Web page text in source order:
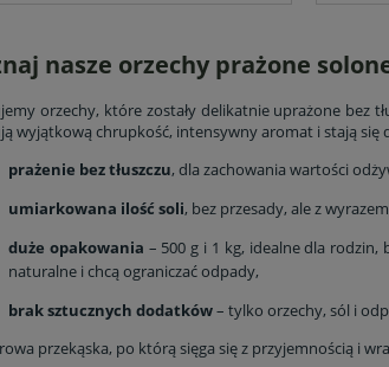
nasze orzechy prażone
orzechy, które zostały delikatnie uprażone bez
wyjątkową chrupkość, intensywny aromat i stają się
prażenie bez tłuszczu, dla zachowania wartości
umiarkowana ilość soli, bez przesady, ale z
duże opakowania – 500 g i 1 kg, idealne dla
naturalne i chcą ograniczać odpady,
brak sztucznych dodatków– tylko orzechy, sól i
przekąska, po którą sięga się z przyjemnością i